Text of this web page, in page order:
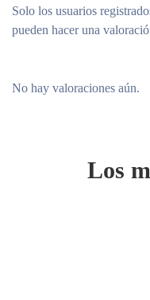
No hay valoraciones aún.
Solo los usuarios
pueden hacer una
Los